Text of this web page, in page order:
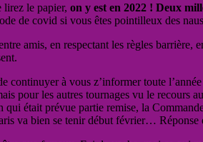
le papier, on y est en 2022 ! Deux
de covid si vous êtes pointilleux des
amis, en respectant les règles barrière,
à vous z’informer toute
pour les autres tournages vu le
était prévue partie remise, la
va bien se tenir début février…